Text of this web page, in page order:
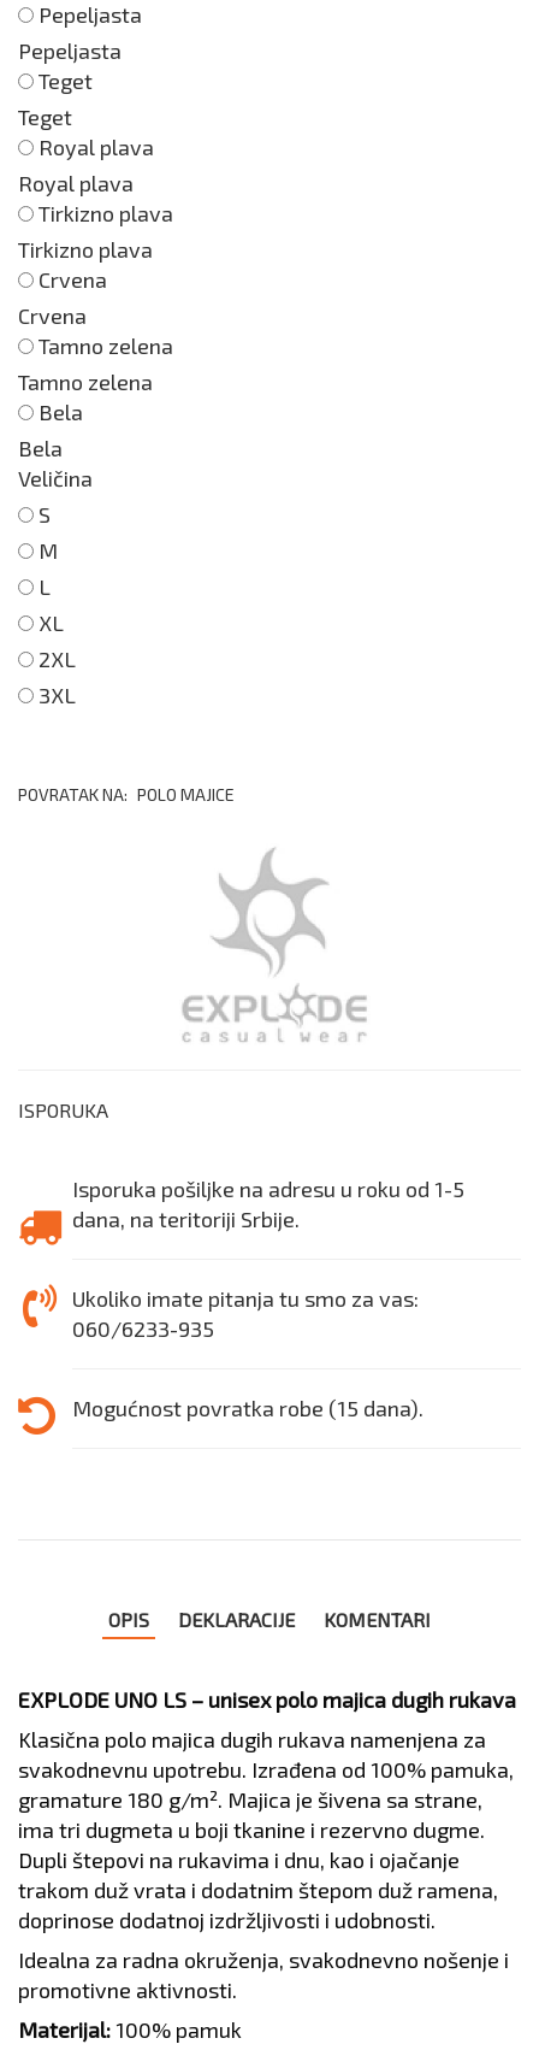
Pepeljasta
Pepeljasta
Teget
Teget
Royal plava
Royal plava
Tirkizno plava
Tirkizno plava
Crvena
Crvena
Tamno zelena
Tamno zelena
Bela
Bela
Veličina
S
M
L
XL
2XL
3XL
POVRATAK NA: POLO MAJICE
ISPORUKA
Isporuka pošiljke na adresu u roku od 1-5
dana, na teritoriji Srbije.
Ukoliko imate pitanja tu smo za vas:
060/6233-935
Mogućnost povratka robe (15 dana).
OPIS DEKLARACIJE KOMENTARI
EXPLODE UNO LS – unisex polo majica dugih rukava
Klasična polo majica dugih rukava namenjena za
svakodnevnu upotrebu. Izrađena od 100% pamuka,
gramature 180 g/m². Majica je šivena sa strane,
ima tri dugmeta u boji tkanine i rezervno dugme.
Dupli štepovi na rukavima i dnu, kao i ojačanje
trakom duž vrata i dodatnim štepom duž ramena,
doprinose dodatnoj izdržljivosti i udobnosti.
Idealna za radna okruženja, svakodnevno nošenje i
promotivne aktivnosti.
Materijal: 100% pamuk